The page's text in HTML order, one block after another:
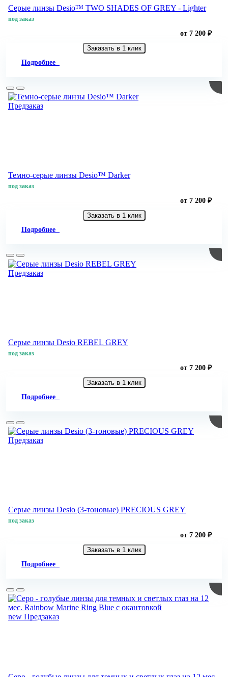
Серые линзы Desio™ TWO SHADES OF GREY - Lighter
под заказ
от 7 200 ₽
Заказать в 1 клик
Подробнее
Предзаказ
Темно-серые линзы Desio™ Darker
под заказ
от 7 200 ₽
Заказать в 1 клик
Подробнее
Предзаказ
Серые линзы Desio REBEL GREY
под заказ
от 7 200 ₽
Заказать в 1 клик
Подробнее
Предзаказ
Серые линзы Desio (3-тоновые) PRECIOUS GREY
под заказ
от 7 200 ₽
Заказать в 1 клик
Подробнее
new Предзаказ